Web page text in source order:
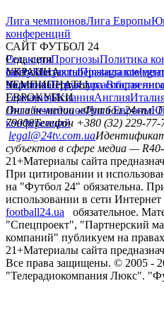
Лига чемпионовЛига Европы
конференций
САЙТ ФУТБОЛ 24
РедакцияПрогнозыПолитика
сайтуКонтактыПравила
политикаСтруктура
Соц. сети
facebookxyoutubeinstagram
УКРАИНА
УкраинаПервая лигаВторая лига
ЧЕМПИОНАТЫ
ГерманияИспанияАнглия
ЕВРОКУБКИ
Лига чемпионовЛига Европы
конференций
Онлайн-медиа «Футбол 24»пл.
79008Телефон +380 (32) 229-77-
legal@24tv.com.ua
субъектов в сфере медиа —
21+Материалы сайта
При цитировании и
на "Футбол 24" обязательна.
использовании в сети
football24.ua
обязательное.
"Спецпроект", "Партнерский
компаний" публикуем на
21+Материалы сайта
Все права защищены. © 2005 -
"Телерадиокомпания Люкс".